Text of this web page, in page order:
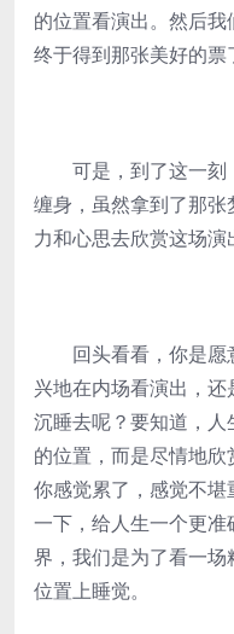
的位置看演出。然后我
终于得到那张美好的票
可是，到了这一刻
缠身，虽然拿到了那
力和心思去欣赏这场演
回头看看，你是愿
兴地在内场看演出，
沉睡去呢？要知道，
的位置，而是尽情地
你感觉累了，感觉不
一下，给人生一个更
界，我们是为了看一
位置上睡觉。